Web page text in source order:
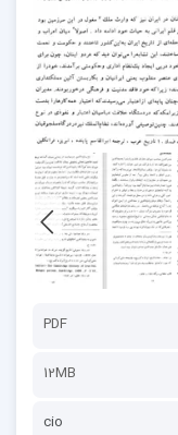
PDF
12MB
cio